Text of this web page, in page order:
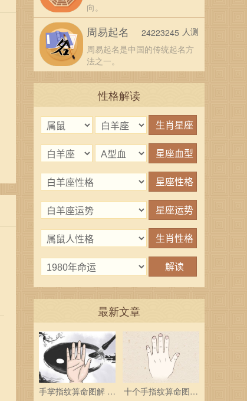
向。
周易起名
周易起名是中国的传统起名方
法之一。
24223245 人测
性格解读
最新文章
手掌指纹算命图解 三
十个手指纹算命图解